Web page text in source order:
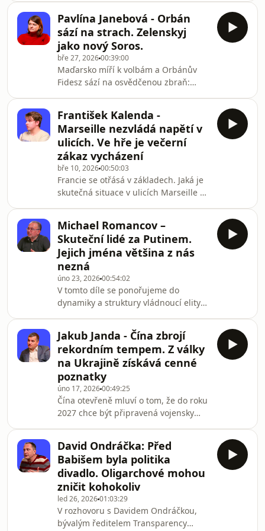
rozebírá šokující realitu: Proč Spojené
státy v regionu ztrácejí dech a jak se z
Íránu stává nezastavitelný regionální
hegemon?Hormuzský průliv není jen
geografický bod – je to ekonomické
hrdlo světa. Co se stane, až Íránci
začnou vybírat poplatky v čínsk
Pavlína Janebová - Orbán
sází na strach. Zelenskyj
jako nový Soros.
bře 27, 202600:39:00
Maďarsko míří k volbám a Orbánův
Fidesz sází na osvědčenou zbraň:
označuje za „nového Soroše&quot;.
Ale tentokrát má Orbán před sebou
skutečného soupeře v podobě Pétera
Magyara a jeho strany TISZA.Jak
funguje Orbánova propaganda? Co
Maďarům skutečně vadí? A co by se
stalo, kdyby TISZA vyhrála? O tom
mluví Pavlína Janebová z Asociace pro
František Kalenda -
Marseille nezvládá napětí v
ulicích. Ve hře je večerní
zákaz vycházení
bře 10, 202600:50:03
Francie se otřásá v základech. Jaká je
skutečná situace v ulicích Marseille a
František Kalenda v novém rozhovoru
pro 37P detailně rozebírá napjatou
atmosféru před blížícími se
komunálními volbami v Marseille. Od
extrémního sociálního vyloučení v
chudinských čtvrtích, přes vzestup
radikální pravice (Národního
sdružení), až po drti
Michael Romancov –
Skuteční lidé za Putinem.
Jejich jména většina z nás
nezná
úno 23, 202600:54:02
V tomto díle se ponořujeme do
dynamiky a struktury vládnoucí elity
Michaelem Romancovem, politickým
geografem a expertem na ruskou
politiku, odhaluje klíčové postavy a
mechanismy utvářející
režim.Romancov analyzuje vztahy
mezi Putinem a jeho nejbližšími
spolupracovníky, jako jsou Sergej
Lavrov a Dmitry Medvěděv, a diskutuje
o rostoucím vlivu Nikolaje Patruševa. J
Jakub Janda - Čína zbrojí
rekordním tempem. Z války
na Ukrajině získává cenné
poznatky
úno 17, 202600:49:25
Čína otevřeně mluví o tom, že do roku
2027 chce být připravená vojensky
reálnější scénář – námořní blokáda
Tchaj-wanu, nebo plná invaze? A jsme
vůbec připravení na ekonomický šok,
který by takový konflikt způsobil?V
rozhovoru s Jakubem Jandou,
ředitelem Evropských hodnot,
probíráme, jak Čína testuje Západ, co
David Ondráčka: Před
Babišem byla politika
divadlo. Oligarchové mohou
zničit kohokoliv
led 26, 202601:03:29
V rozhovoru s Davidem Ondráčkou,
bývalým ředitelem Transparency